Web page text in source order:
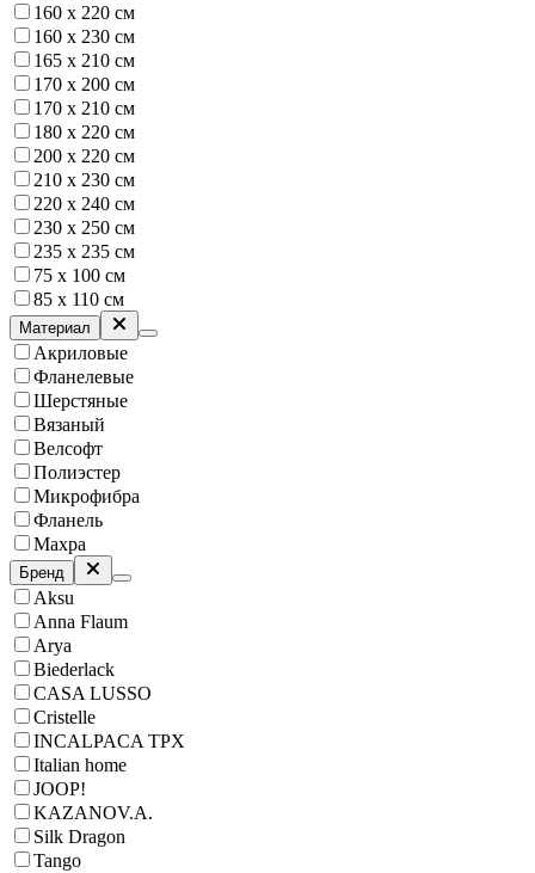
160 x 220 см
160 x 230 см
165 х 210 см
170 х 200 см
170 х 210 см
180 х 220 см
200 х 220 см
210 х 230 см
220 х 240 см
230 х 250 см
235 х 235 см
75 х 100 см
85 х 110 см
Материал
Акриловые
Фланелевые
Шерстяные
Вязаный
Велсофт
Полиэстер
Микрофибра
Фланель
Махра
Бренд
Aksu
Anna Flaum
Arya
Biederlack
CASA LUSSO
Cristelle
INCALPACA TPX
Italian home
JOOP!
KAZANOV.A.
Silk Dragon
Tango